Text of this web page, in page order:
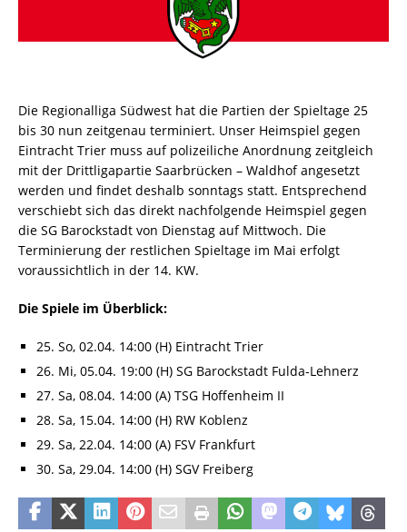
Die Regionalliga Südwest hat die Partien der Spieltage 25
bis 30 nun zeitgenau terminiert. Unser Heimspiel gegen
Eintracht Trier muss auf polizeiliche Anordnung zeitgleich
mit der Drittligapartie Saarbrücken – Waldhof angesetzt
werden und findet deshalb sonntags statt. Entsprechend
verschiebt sich das direkt nachfolgende Heimspiel gegen
die SG Barockstadt von Dienstag auf Mittwoch. Die
Terminierung der restlichen Spieltage im Mai erfolgt
voraussichtlich in der 14. KW.
Die Spiele im Überblick:
25. So, 02.04. 14:00 (H) Eintracht Trier
26. Mi, 05.04. 19:00 (H) SG Barockstadt Fulda-Lehnerz
27. Sa, 08.04. 14:00 (A) TSG Hoffenheim II
28. Sa, 15.04. 14:00 (H) RW Koblenz
29. Sa, 22.04. 14:00 (A) FSV Frankfurt
30. Sa, 29.04. 14:00 (H) SGV Freiberg